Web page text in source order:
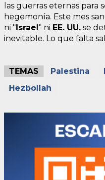
las guerras eternas para
hegemonía. Este mes
ni "Israel" ni EE. UU. se
inevitable. Lo que falta
TEMAS Palestina
Hezbollah